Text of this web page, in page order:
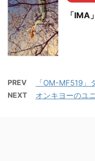
「
PREV 「OM-MF519
NEXT オンキヨーのユ